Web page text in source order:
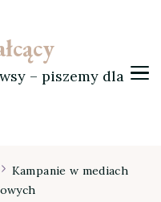
– piszemy dla
Kampanie w mediach